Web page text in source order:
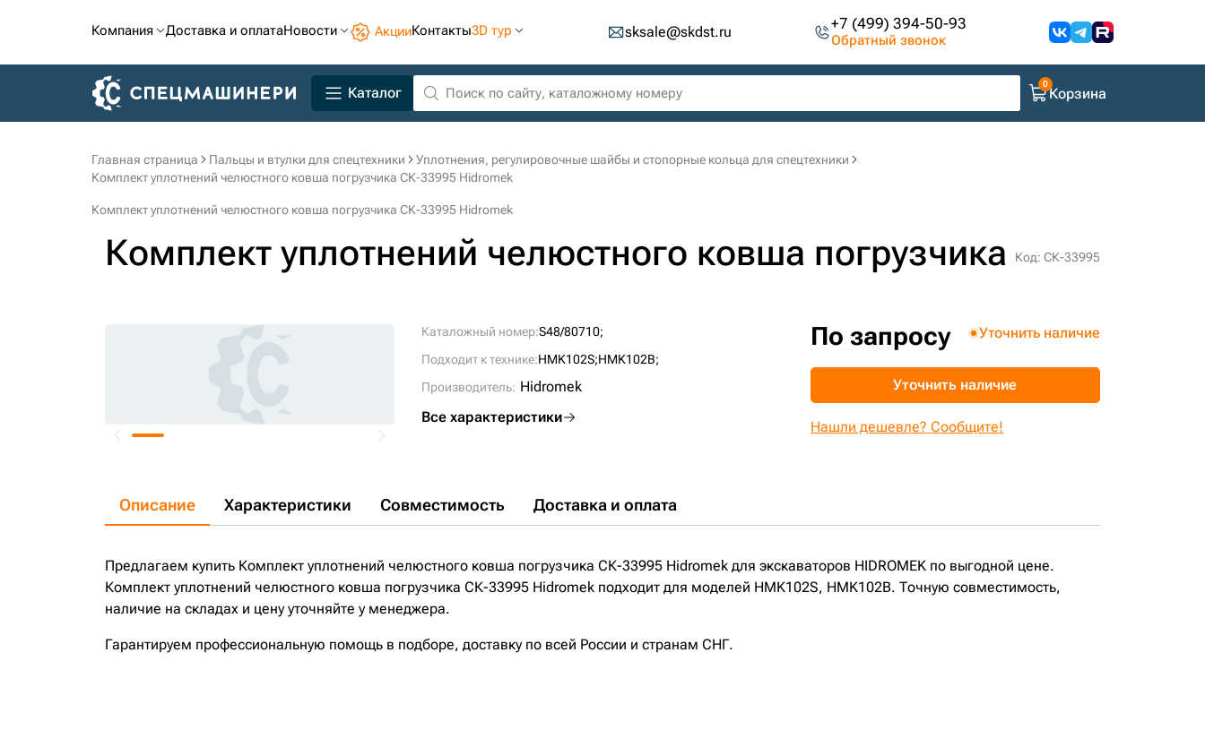
Компания Доставка и оплатаНовости АкцииКонтакты3D тур sksale@skdst.ru +7 (499) 394-50-93
Обратный звонок
Каталог Корзина
Главная страница Пальцы и втулки для спецтехники
Уплотнения, регулировочные шайбы и стопорные кольца для спецтехники
Комплект уплотнений челюстного ковша погрузчика СК-33995 Hidromek
Комплект уплотнений челюстного ковша погрузчика СК-33995 Hidromek
Комплект уплотнений челюстного ковша погрузчика Код: СК-33995
Каталожный номер:S48/80710;
Подходит к технике:HMK102S;HMK102B;
Производитель: Hidromek
Все характеристики
По запросу Уточнить наличие
Уточнить наличие
Нашли дешевле? Сообщите!
Описание Характеристики Совместимость Доставка и оплата
Предлагаем купить Комплект уплотнений челюстного ковша погрузчика СК-33995 Hidromek для экскаваторов HIDROMEK по выгодной цене.
Комплект уплотнений челюстного ковша погрузчика СК-33995 Hidromek подходит для моделей HMK102S, HMK102B. Точную совместимость,
наличие на складах и цену уточняйте у менеджера.
Гарантируем профессиональную помощь в подборе, доставку по всей России и странам СНГ.